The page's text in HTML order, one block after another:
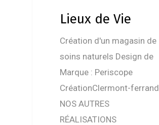
Lieux de Vie
Création d'un magasin de
soins naturels Design de
Marque : Periscope
CréationClermont-ferrand
NOS AUTRES
RÉALISATIONS